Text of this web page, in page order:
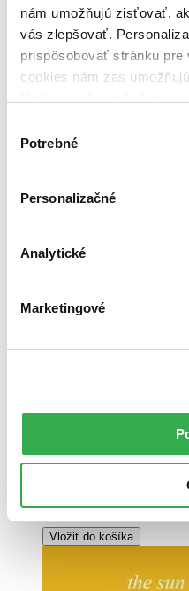
nám umožňujú zisťovať,
vás zlepšovať.
prispôsobovať stránku pre
cookies nám zas
Ďakujeme!
súhlasu
Potrebné
Personalizačné
Analytické
Marketingové
Pevná väzba
viac ako 30 dní. Urobíme
objednávku odoslali čo
-7 %
Vložiť do košíka